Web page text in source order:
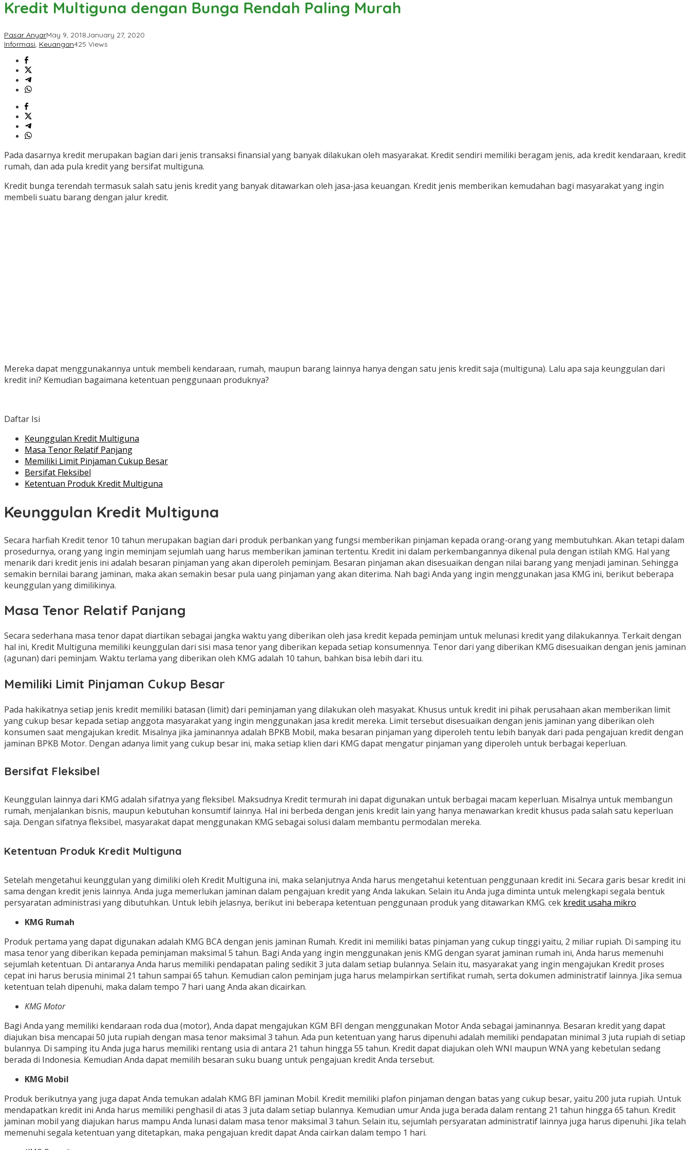
Bunga
Murah
Kredit Multiguna dengan Bunga Rendah Paling Murah
Pasar AnyarMay 9, 2018January 27, 2020
Informasi, Keuangan425 Views
Pada dasarnya kredit merupakan bagian dari jenis transaksi finansial yang banyak dilakukan oleh masyarakat. Kredit sendiri memiliki beragam jenis, ada kredit kendaraan, kredit
rumah, dan ada pula kredit yang bersifat multiguna.
Kredit bunga terendah termasuk salah satu jenis kredit yang banyak ditawarkan oleh jasa-jasa keuangan. Kredit jenis memberikan kemudahan bagi masyarakat yang ingin
membeli suatu barang dengan jalur kredit.
Mereka dapat menggunakannya untuk membeli kendaraan, rumah, maupun barang lainnya hanya dengan satu jenis kredit saja (multiguna). Lalu apa saja keunggulan dari
kredit ini? Kemudian bagaimana ketentuan penggunaan produknya?
Daftar Isi
Keunggulan Kredit Multiguna
Masa Tenor Relatif Panjang
Memiliki Limit Pinjaman Cukup Besar
Bersifat Fleksibel
Ketentuan Produk Kredit Multiguna
Keunggulan Kredit Multiguna
Secara harfiah Kredit tenor 10 tahun merupakan bagian dari produk perbankan yang fungsi memberikan pinjaman kepada orang-orang yang membutuhkan. Akan tetapi dalam
prosedurnya, orang yang ingin meminjam sejumlah uang harus memberikan jaminan tertentu. Kredit ini dalam perkembangannya dikenal pula dengan istilah KMG. Hal yang
menarik dari kredit jenis ini adalah besaran pinjaman yang akan diperoleh peminjam. Besaran pinjaman akan disesuaikan dengan nilai barang yang menjadi jaminan. Sehingga
semakin bernilai barang jaminan, maka akan semakin besar pula uang pinjaman yang akan diterima. Nah bagi Anda yang ingin menggunakan jasa KMG ini, berikut beberapa
keunggulan yang dimilikinya.
Masa Tenor Relatif Panjang
Secara sederhana masa tenor dapat diartikan sebagai jangka waktu yang diberikan oleh jasa kredit kepada peminjam untuk melunasi kredit yang dilakukannya. Terkait dengan
hal ini, Kredit Multiguna memiliki keunggulan dari sisi masa tenor yang diberikan kepada setiap konsumennya. Tenor dari yang diberikan KMG disesuaikan dengan jenis jaminan
(agunan) dari peminjam. Waktu terlama yang diberikan oleh KMG adalah 10 tahun, bahkan bisa lebih dari itu.
Memiliki Limit Pinjaman Cukup Besar
Pada hakikatnya setiap jenis kredit memiliki batasan (limit) dari peminjaman yang dilakukan oleh masyakat. Khusus untuk kredit ini pihak perusahaan akan memberikan limit
yang cukup besar kepada setiap anggota masyarakat yang ingin menggunakan jasa kredit mereka. Limit tersebut disesuaikan dengan jenis jaminan yang diberikan oleh
konsumen saat mengajukan kredit. Misalnya jika jaminannya adalah BPKB Mobil, maka besaran pinjaman yang diperoleh tentu lebih banyak dari pada pengajuan kredit dengan
jaminan BPKB Motor. Dengan adanya limit yang cukup besar ini, maka setiap klien dari KMG dapat mengatur pinjaman yang diperoleh untuk berbagai keperluan.
Bersifat Fleksibel
Keunggulan lainnya dari KMG adalah sifatnya yang fleksibel. Maksudnya Kredit termurah ini dapat digunakan untuk berbagai macam keperluan. Misalnya untuk membangun
rumah, menjalankan bisnis, maupun kebutuhan konsumtif lainnya. Hal ini berbeda dengan jenis kredit lain yang hanya menawarkan kredit khusus pada salah satu keperluan
saja. Dengan sifatnya fleksibel, masyarakat dapat menggunakan KMG sebagai solusi dalam membantu permodalan mereka.
Ketentuan Produk Kredit Multiguna
Setelah mengetahui keunggulan yang dimiliki oleh Kredit Multiguna ini, maka selanjutnya Anda harus mengetahui ketentuan penggunaan kredit ini. Secara garis besar kredit ini
sama dengan kredit jenis lainnya. Anda juga memerlukan jaminan dalam pengajuan kredit yang Anda lakukan. Selain itu Anda juga diminta untuk melengkapi segala bentuk
persyaratan administrasi yang dibutuhkan. Untuk lebih jelasnya, berikut ini beberapa ketentuan penggunaan produk yang ditawarkan KMG. cek kredit usaha mikro
KMG Rumah
Produk pertama yang dapat digunakan adalah KMG BCA dengan jenis jaminan Rumah. Kredit ini memiliki batas pinjaman yang cukup tinggi yaitu, 2 miliar rupiah. Di samping itu
masa tenor yang diberikan kepada peminjaman maksimal 5 tahun. Bagi Anda yang ingin menggunakan jenis KMG dengan syarat jaminan rumah ini, Anda harus memenuhi
sejumlah ketentuan. Di antaranya Anda harus memiliki pendapatan paling sedikit 3 juta dalam setiap bulannya. Selain itu, masyarakat yang ingin mengajukan Kredit proses
cepat ini harus berusia minimal 21 tahun sampai 65 tahun. Kemudian calon peminjam juga harus melampirkan sertifikat rumah, serta dokumen administratif lainnya. Jika semua
ketentuan telah dipenuhi, maka dalam tempo 7 hari uang Anda akan dicairkan.
KMG Motor
Bagi Anda yang memiliki kendaraan roda dua (motor), Anda dapat mengajukan KGM BFI dengan menggunakan Motor Anda sebagai jaminannya. Besaran kredit yang dapat
diajukan bisa mencapai 50 juta rupiah dengan masa tenor maksimal 3 tahun. Ada pun ketentuan yang harus dipenuhi adalah memiliki pendapatan minimal 3 juta rupiah di setiap
bulannya. Di samping itu Anda juga harus memiliki rentang usia di antara 21 tahun hingga 55 tahun. Kredit dapat diajukan oleh WNI maupun WNA yang kebetulan sedang
berada di Indonesia. Kemudian Anda dapat memilih besaran suku buang untuk pengajuan kredit Anda tersebut.
KMG Mobil
Produk berikutnya yang juga dapat Anda temukan adalah KMG BFI jaminan Mobil. Kredit memiliki plafon pinjaman dengan batas yang cukup besar, yaitu 200 juta rupiah. Untuk
mendapatkan kredit ini Anda harus memiliki penghasil di atas 3 juta dalam setiap bulannya. Kemudian umur Anda juga berada dalam rentang 21 tahun hingga 65 tahun. Kredit
jaminan mobil yang diajukan harus mampu Anda lunasi dalam masa tenor maksimal 3 tahun. Selain itu, sejumlah persyaratan administratif lainnya juga harus dipenuhi. Jika telah
memenuhi segala ketentuan yang ditetapkan, maka pengajuan kredit dapat Anda cairkan dalam tempo 1 hari.